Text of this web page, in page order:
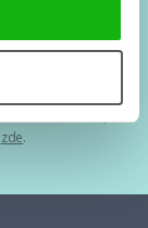
zde.